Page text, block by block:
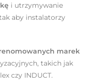
i utrzymywanie
aby instalatorzy
marek
takich jak
czy INDUCT.